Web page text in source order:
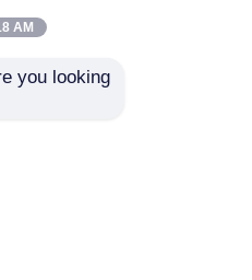
AM
you looking